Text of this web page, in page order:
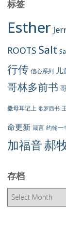
标签
Esther
ROOTS Salt
行传 信心系列 儿
哥林多前书
撒母耳记上 歌罗西书
命更新 箴言 约翰一
加福音郝
存档
存